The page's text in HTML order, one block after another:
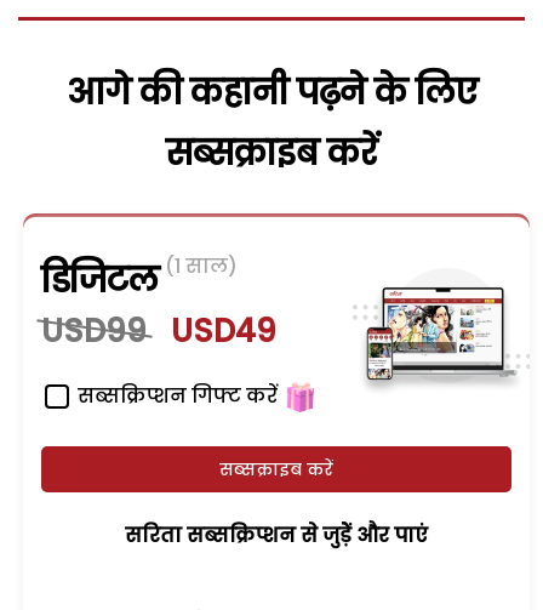
आगे की कहानी पढ़ने के लिए
सब्सक्राइब करें
डिजिटल (1 साल)
USD99 USD49
सब्सक्रिप्शन गिफ्ट करें
सब्सक्राइब करें
सरिता सब्सक्रिप्शन से जुड़ेें और पाएं